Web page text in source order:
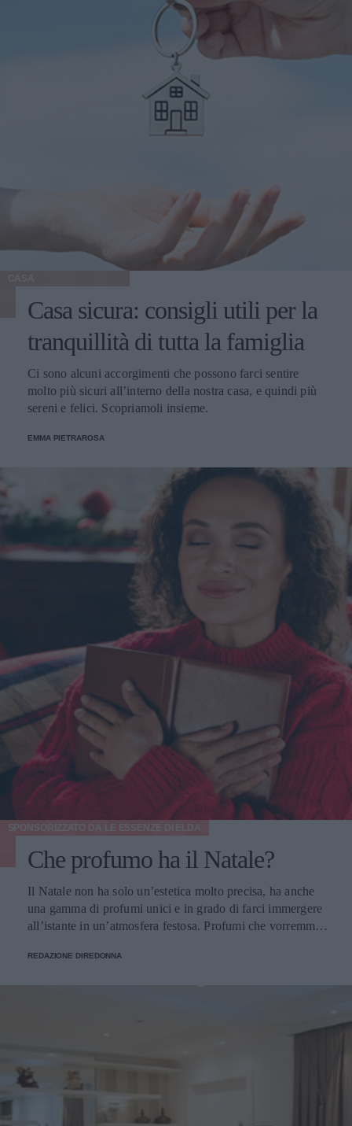
Casa sicura: consigli utili per la
tranquillità di tutta la famiglia
Ci sono alcuni accorgimenti che possono farci sentire
molto più sicuri all’interno della nostra casa, e quindi più
sereni e felici. Scopriamoli insieme.
EMMA PIETRAROSA
Che profumo ha il Natale?
Il Natale non ha solo un’estetica molto precisa, ha anche
una gamma di profumi unici e in grado di farci immergere
all’istante in un’atmosfera festosa. Profumi che vorremmo
SPONSORIZZATO DA LE ESSENZE DI ELDA
REDAZIONE DIREDONNA